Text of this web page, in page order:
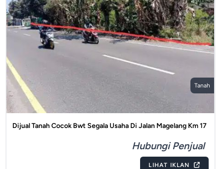
Tanah
Dijual Tanah Cocok Bwt Segala Usaha Di Jalan Magelang Km 17
Hubungi Penjual
LIHAT IKLAN